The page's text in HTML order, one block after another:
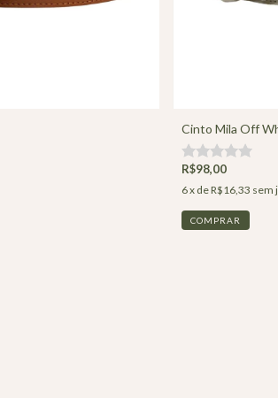
Cinto Mila Off
R$98,00
6x deR$16,33 sem
COMPRAR